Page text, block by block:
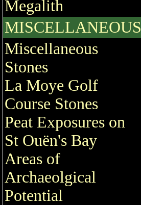
Megalith
MISCELLANEOUS
Miscellaneous
Stones
La Moye Golf
Course Stones
Peat Exposures on
St Ouën's Bay
Areas of
Archaeolgical
Potential